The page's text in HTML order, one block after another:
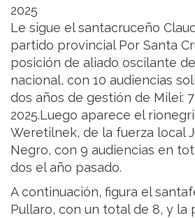
2025
Le sigue el santacruceño
partido provincial Por Santa
posición de aliado oscilante
nacional, con 10 audiencias
dos años de gestión de Milei:
2025.Luego aparece el
Weretilnek, de la fuerza local
Negro, con 9 audiencias en
dos el año pasado.
A continuación, figura el
Pullaro, con un total de 8, y la